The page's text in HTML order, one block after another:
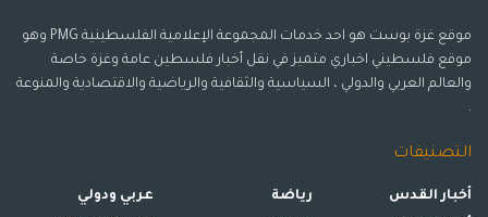
موقع غزة بوست هو احد خدمات المجموعة الإعلامية الفلسطينية PMG وهو
موقع فلسطيني اخباري متميز في نقل أخبار فلسطين عامة وغزة خاصة
والعالم العربي والدولي ، السياسية والثقافية والرياضية والاقتصادية والمنوعة
.
التصنيفات
أخبار القدس
رياضة
عربي ودولي